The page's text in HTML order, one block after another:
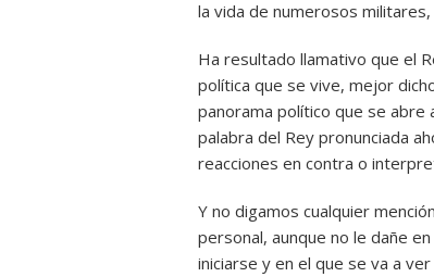
la vida de numerosos
Ha resultado llamativo que el
política que se vive, mejor
panorama político que se
palabra del Rey pronunciada
reacciones en contra o
Y no digamos cualquier
personal, aunque no le dañe
iniciarse y en el que se va a